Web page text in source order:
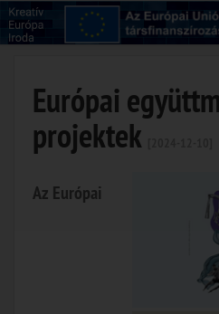
Európai
projektek
Az Európai